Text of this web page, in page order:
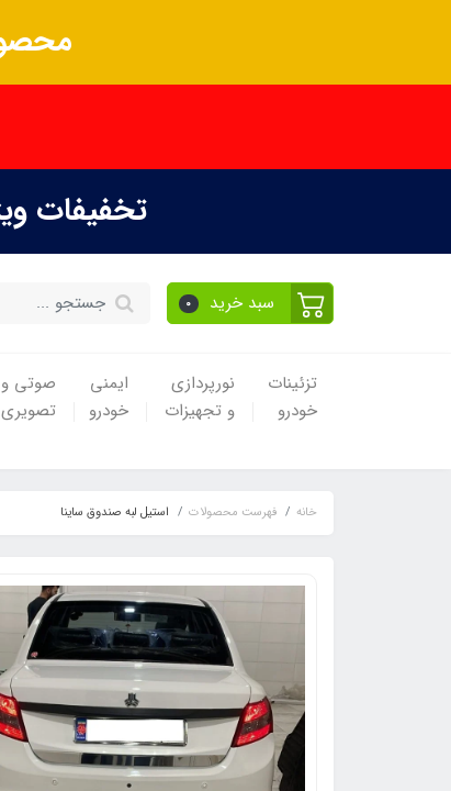
تخفیفات
سبد خرید 0
تزئینات
خودرو
نورپردازی
و تجهیزات
ایمنی
خودرو
صوتی و
تصویری
خانه فهرست محصولات استیل لبه صندوق ساینا